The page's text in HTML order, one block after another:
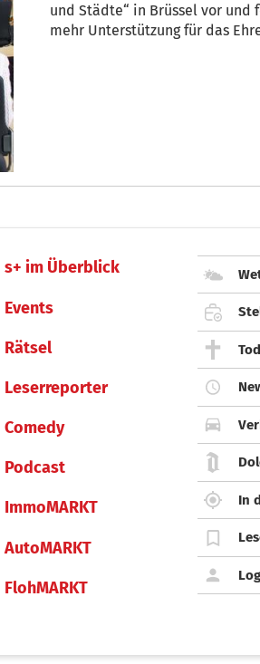
und Städte“ in Brüssel vor und
mehr Unterstützung für das
s+ im Überblick
Events
Rätsel
Leserreporter
Comedy
Podcast
ImmoMARKT
AutoMARKT
FlohMARKT
In